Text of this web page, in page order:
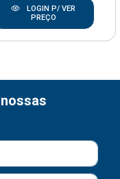
LOGIN P/ VER
PREÇO